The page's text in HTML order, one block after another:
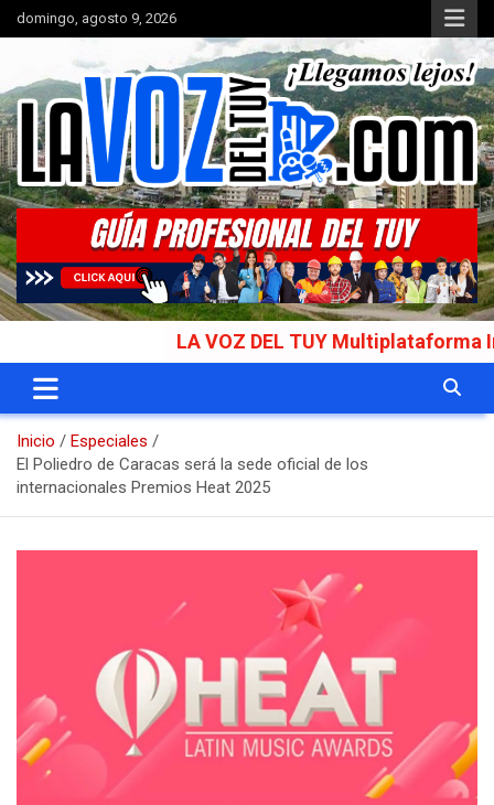
Saltar
al
domingo, agosto 9, 2026
La Voz del Tuy
Portal de noticias
LA VOZ DEL TUY Multiplataforma
Inicio
Especiales
El Poliedro de Caracas será la sede oficial de los
internacionales Premios Heat 2025